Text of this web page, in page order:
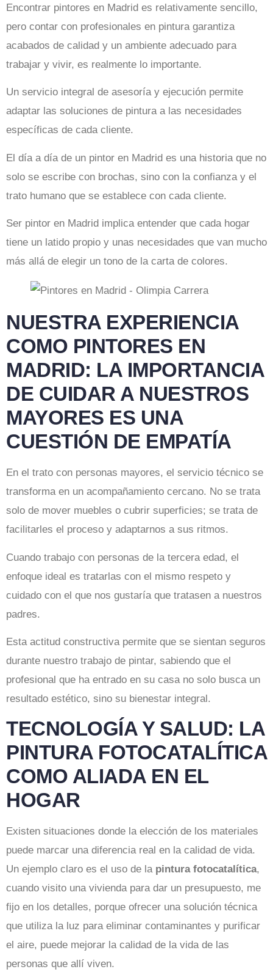
Encontrar pintores en Madrid es relativamente sencillo,
pero contar con profesionales en pintura garantiza
acabados de calidad y un ambiente adecuado para
trabajar y vivir, es realmente lo importante.
Un servicio integral de asesoría y ejecución permite
adaptar las soluciones de pintura a las necesidades
específicas de cada cliente.
El día a día de un pintor en Madrid es una historia que no
solo se escribe con brochas, sino con la confianza y el
trato humano que se establece con cada cliente.
Ser pintor en Madrid implica entender que cada hogar
tiene un latido propio y unas necesidades que van mucho
más allá de elegir un tono de la carta de colores.
NUESTRA EXPERIENCIA
COMO PINTORES EN
MADRID: LA IMPORTANCIA
DE CUIDAR A NUESTROS
MAYORES ES UNA
CUESTIÓN DE EMPATÍA
En el trato con personas mayores, el servicio técnico se
transforma en un acompañamiento cercano. No se trata
solo de mover muebles o cubrir superficies; se trata de
facilitarles el proceso y adaptarnos a sus ritmos.
Cuando trabajo con personas de la tercera edad, el
enfoque ideal es tratarlas con el mismo respeto y
cuidado con el que nos gustaría que tratasen a nuestros
padres.
Esta actitud constructiva permite que se sientan seguros
durante nuestro trabajo de pintar, sabiendo que el
profesional que ha entrado en su casa no solo busca un
resultado estético, sino su bienestar integral.
TECNOLOGÍA Y SALUD: LA
PINTURA FOTOCATALÍTICA
COMO ALIADA EN EL
HOGAR
Existen situaciones donde la elección de los materiales
puede marcar una diferencia real en la calidad de vida.
Un ejemplo claro es el uso de la pintura fotocatalítica,
cuando visito una vivienda para dar un presupuesto, me
fijo en los detalles, porque ofrecer una solución técnica
que utiliza la luz para eliminar contaminantes y purificar
el aire, puede mejorar la calidad de la vida de las
personas que allí viven.